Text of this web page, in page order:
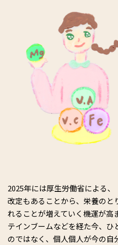
2025年には厚生労働省による
改定もあることから、栄養のと
れることが増えていく機運が高
テインブームなどを経た今、ひ
のではなく、個人個人が今の